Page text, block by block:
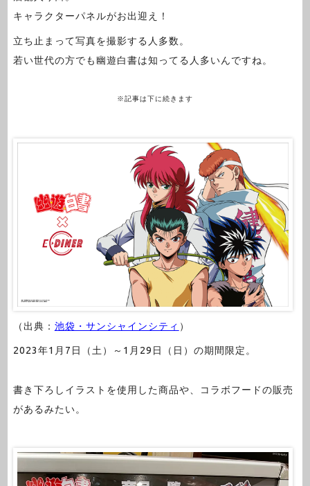
キャラクターパネルがお出迎え！
立ち止まって写真を撮影する人多数。
若い世代の方でも幽遊白書は知ってる人多いんですね。
※記事は下に続きます
（出典： 池袋・サンシャインシティ ）
2023年1月7日（土）～1月29日（日）の期間限定。
書き下ろしイラストを使用した商品や、コラボフードの販売
があるみたい。